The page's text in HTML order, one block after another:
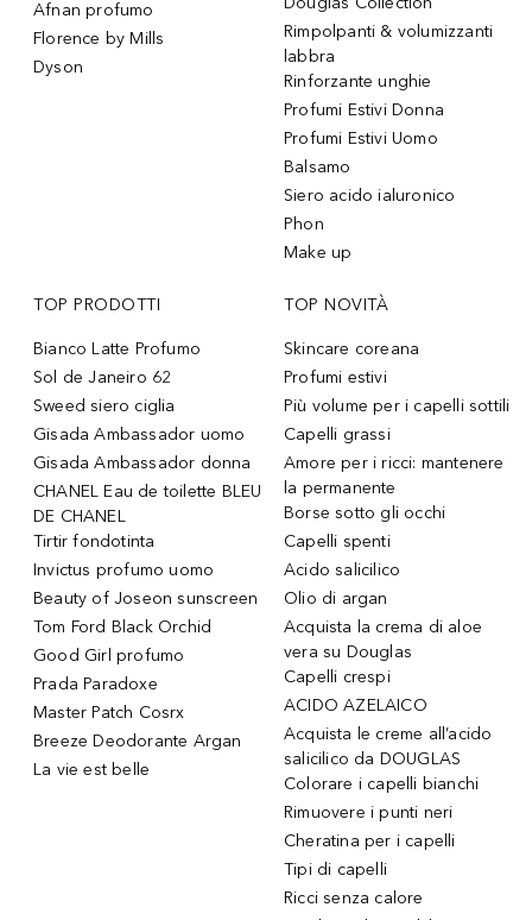
Afnan profumo
Florence by Mills
Dyson
Rimpolpanti & volumizzanti
labbra
Rinforzante unghie
Profumi Estivi Donna
Profumi Estivi Uomo
Balsamo
Siero acido ialuronico
Phon
Make up
TOP PRODOTTI
Bianco Latte Profumo
Sol de Janeiro 62
Sweed siero ciglia
Gisada Ambassador uomo
Gisada Ambassador donna
CHANEL Eau de toilette BLEU
DE CHANEL
Tirtir fondotinta
Invictus profumo uomo
Beauty of Joseon sunscreen
Tom Ford Black Orchid
Good Girl profumo
Prada Paradoxe
Master Patch Cosrx
Breeze Deodorante Argan
La vie est belle
TOP NOVITÀ
Skincare coreana
Profumi estivi
Più volume per i capelli sottili
Capelli grassi
Amore per i ricci: mantenere
la permanente
Borse sotto gli occhi
Capelli spenti
Acido salicilico
Olio di argan
Acquista la crema di aloe
vera su Douglas
Capelli crespi
ACIDO AZELAICO
Acquista le creme all’acido
salicilico da DOUGLAS
Colorare i capelli bianchi
Rimuovere i punti neri
Cheratina per i capelli
Tipi di capelli
Ricci senza calore